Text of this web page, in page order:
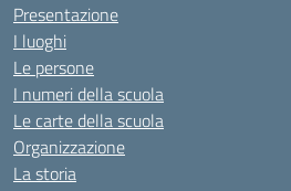
Presentazione
I luoghi
Le persone
I numeri della scuola
Le carte della scuola
Organizzazione
La storia